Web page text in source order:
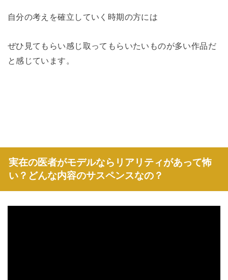
自分の考えを確立していく時期の方には
ぜひ見てもらい感じ取ってもらいたいものが多い作品だ
と感じています。
実在の医者がモデルならリアリティがあって怖
い？どんな内容のサスペンスなの？